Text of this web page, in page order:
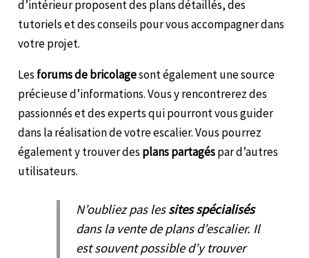
d’intérieur proposent des plans détaillés, des
tutoriels et des conseils pour vous accompagner dans
votre projet.
Les forums de bricolagesont également une source
précieuse d’informations. Vous y rencontrerez des
passionnés et des experts qui pourront vous guider
dans la réalisation de votre escalier. Vous pourrez
également y trouver des plans partagéspar d’autres
utilisateurs.
N’oubliez pas lessites spécialisés
dans la vente de plans d’escalier. Il
est souvent possible d’y trouver